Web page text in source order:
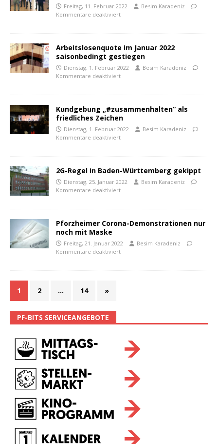
Freitag, 11. Februar 2022
Besim Karadeniz
Kommentare deaktiviert
Arbeitslosenquote im Januar 2022
saisonbedingt gestiegen
Dienstag, 1. Februar 2022
Besim Karadeniz
Kommentare deaktiviert
Kundgebung „#zusammenhalten“ als
friedliches Zeichen
Dienstag, 1. Februar 2022
Besim Karadeniz
Kommentare deaktiviert
2G-Regel in Baden-Württemberg gekippt
Dienstag, 25. Januar 2022
Besim Karadeniz
Kommentare deaktiviert
Pforzheimer Corona-Demonstrationen nur
noch mit Maske
Freitag, 21. Januar 2022
Besim Karadeniz
Kommentare deaktiviert
1 2 … 14 »
PF-BITS SERVICEANGEBOTE